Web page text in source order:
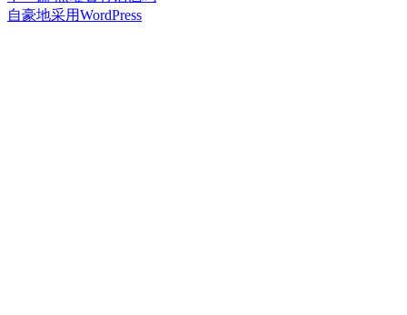
章
文
篇
自豪地采用WordPress